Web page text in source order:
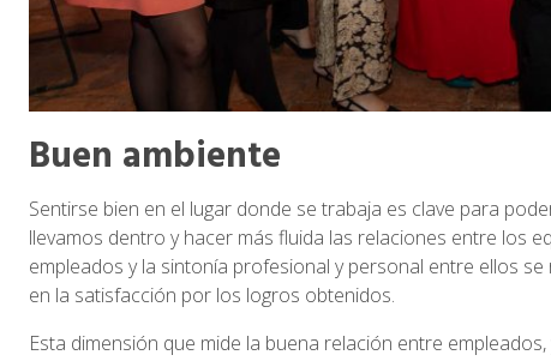
Buen ambiente
Sentirse bien en el lugar donde se trabaja es clave para
llevamos dentro y hacer más fluida las relaciones entre los
empleados y la sintonía profesional y personal entre ellos
en la satisfacción por los logros obtenidos.
Esta dimensión que mide la buena relación entre